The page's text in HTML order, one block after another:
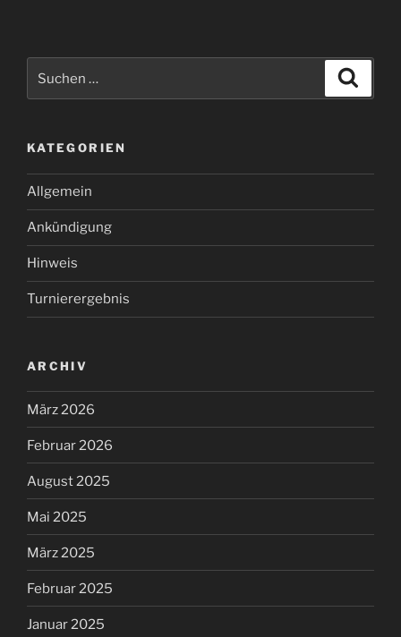
KATEGORIEN
Allgemein
Ankündigung
Hinweis
Turnierergebnis
ARCHIV
März 2026
Februar 2026
August 2025
Mai 2025
März 2025
Februar 2025
Januar 2025